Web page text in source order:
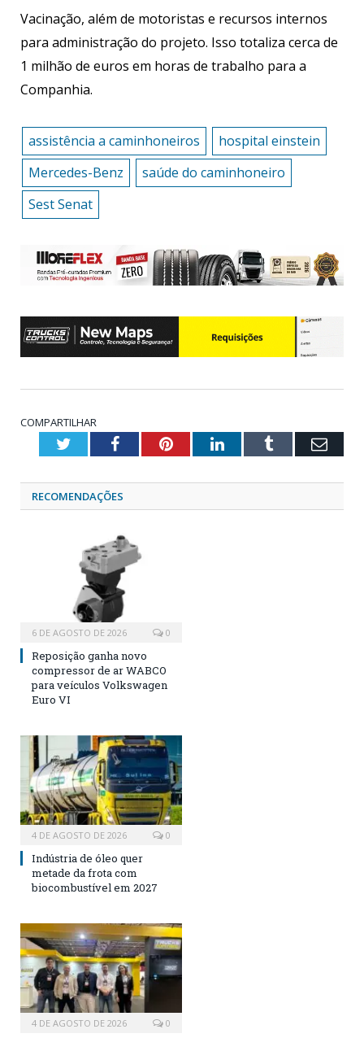
Vacinação, além de motoristas e recursos internos
para administração do projeto. Isso totaliza cerca de
1 milhão de euros em horas de trabalho para a
Companhia.
assistência a caminhoneiros
hospital einstein
Mercedes-Benz
saúde do caminhoneiro
Sest Senat
COMPARTILHAR
TwitterFacebookPinterestLinkedInTumblr
RECOMENDAÇÕES
6 DE AGOSTO DE 2026 0
Reposição ganha novo
compressor de ar WABCO
para veículos Volkswagen
Euro VI
4 DE AGOSTO DE 2026 0
Indústria de óleo quer
metade da frota com
biocombustível em 2027
4 DE AGOSTO DE 2026 0